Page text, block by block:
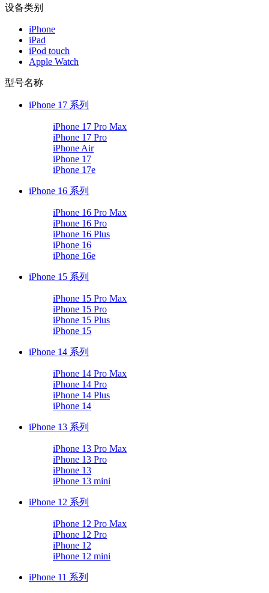
设备类别
iPhone
iPad
iPod touch
Apple Watch
型号名称
iPhone 17 系列
iPhone 17 Pro Max
iPhone 17 Pro
iPhone Air
iPhone 17
iPhone 17e
iPhone 16 系列
iPhone 16 Pro Max
iPhone 16 Pro
iPhone 16 Plus
iPhone 16
iPhone 16e
iPhone 15 系列
iPhone 15 Pro Max
iPhone 15 Pro
iPhone 15 Plus
iPhone 15
iPhone 14 系列
iPhone 14 Pro Max
iPhone 14 Pro
iPhone 14 Plus
iPhone 14
iPhone 13 系列
iPhone 13 Pro Max
iPhone 13 Pro
iPhone 13
iPhone 13 mini
iPhone 12 系列
iPhone 12 Pro Max
iPhone 12 Pro
iPhone 12
iPhone 12 mini
iPhone 11 系列